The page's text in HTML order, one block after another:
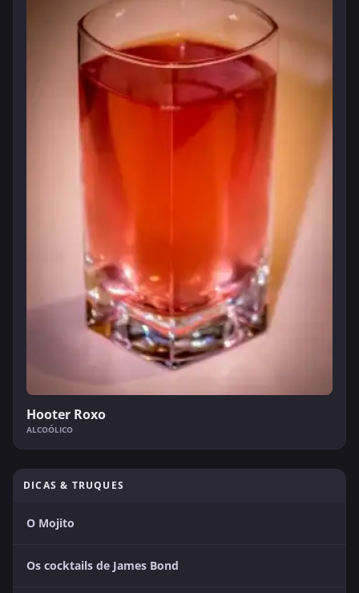
Hooter Roxo
ALCOÓLICO
DICAS & TRUQUES
O Mojito
Os cocktails de James Bond